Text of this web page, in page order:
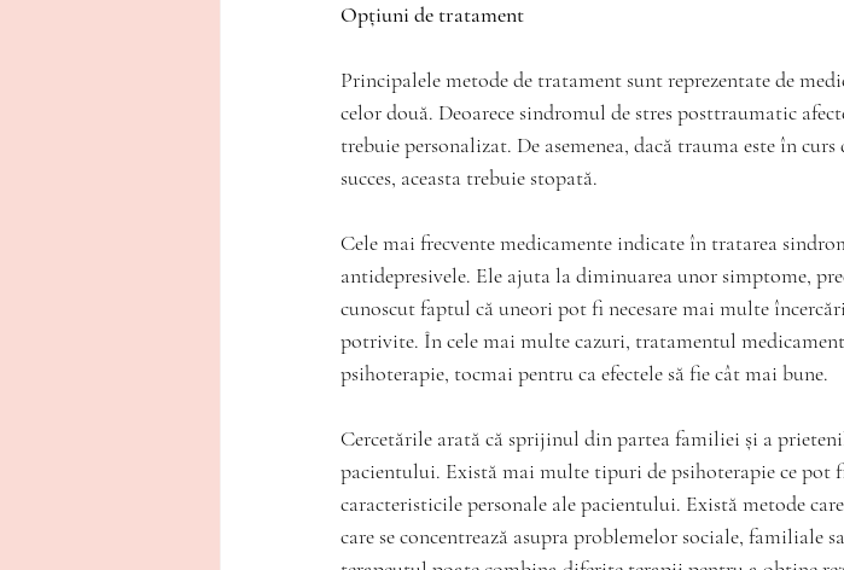
Opțiuni de tratament
Principalele metode de tratament sunt reprezentate de
celor două. Deoarece sindromul de stres posttraumatic
trebuie personalizat. De asemenea, dacă trauma este în
succes, aceasta trebuie stopată.
Cele mai frecvente medicamente indicate în tratarea
antidepresivele. Ele ajuta la diminuarea unor simptome,
cunoscut faptul că uneori pot fi necesare mai multe
potrivite. În cele mai multe cazuri, tratamentul
psihoterapie, tocmai pentru ca efectele să fie cât mai bune.
Cercetările arată că sprijinul din partea familiei și a
pacientului. Există mai multe tipuri de psihoterapie ce pot
caracteristicile personale ale pacientului. Există metode
care se concentrează asupra problemelor sociale, familiale